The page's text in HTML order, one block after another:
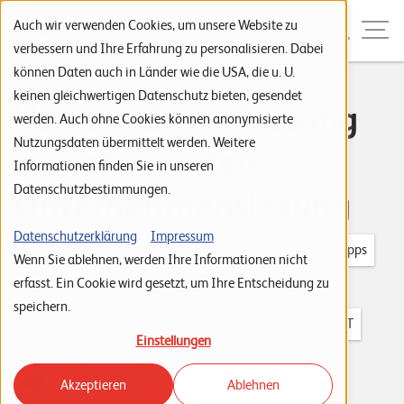
Auch wir verwenden Cookies, um unsere Website zu
verbessern und Ihre Erfahrung zu personalisieren. Dabei
können Daten auch in Länder wie die USA, die u. U.
keinen gleichwertigen Datenschutz bieten, gesendet
werden. Auch ohne Cookies können anonymisierte
Nutzungsdaten übermittelt werden. Weitere
Informationen finden Sie in unseren
Datenschutzbestimmungen.
Datenschutzerklärung
Impressum
Wenn Sie ablehnen, werden Ihre Informationen nicht
erfasst. Ein Cookie wird gesetzt, um Ihre Entscheidung zu
speichern.
Einstellungen
Akzeptieren Ablehnen
Zur Navigation
Zur Suche
Zum Inhalt
Menu
S
t
a
e
i
P
Von der Zeiterfassung
zur integrierten
Unternehmenslösung
News Software Engineering & Apps Mobile Apps
Design und Entwicklung Enterprise Applications
PIT
Engineering Services
Leuchter IT Solutions